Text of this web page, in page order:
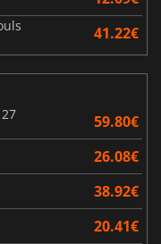
41.22€
59.80€
26.08€
38.92€
20.41€